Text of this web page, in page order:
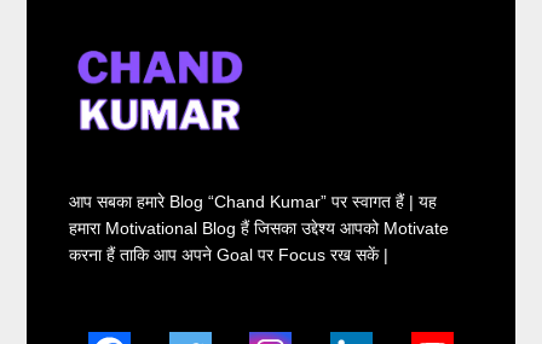
आप सबका हमारे Blog “Chand Kumar” पर स्वागत हैं | यह
हमारा Motivational Blog हैं जिसका उद्देश्य आपको Motivate
करना हैं ताकि आप अपने Goal पर Focus रख सकें |